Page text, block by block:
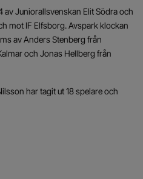
Juniorallsvenskan Elit Södra och
mot IF Elfsborg. Avspark klockan
av Anders Stenberg från
och Jonas Hellberg från
har tagit ut 18 spelare och